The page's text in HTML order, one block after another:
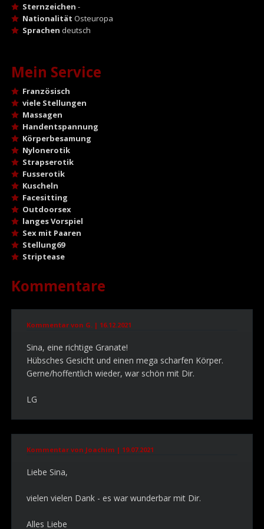
Sternzeichen -
Nationalität Osteuropa
Sprachen deutsch
Mein Service
Französisch
viele Stellungen
Massagen
Handentspannung
Körperbesamung
Nylonerotik
Strapserotik
Fusserotik
Kuscheln
Facesitting
Outdoorsex
langes Vorspiel
Sex mit Paaren
Stellung69
Striptease
Kommentare
Kommentar von G. | 16.12.2021
Sina, eine richtige Granate!
Hübsches Gesicht und einen mega scharfen Körper.
Gerne/hoffentlich wieder, war schön mit Dir.
LG
Kommentar von Joachim | 19.07.2021
Liebe Sina,
vielen vielen Dank - es war wunderbar mit Dir.
Alles Liebe